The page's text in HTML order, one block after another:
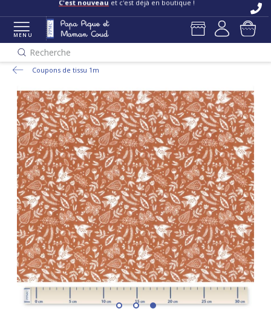
C'est nouveau et c'est déjà en boutique !
MENU
Recherche
Coupons de tissu 1m